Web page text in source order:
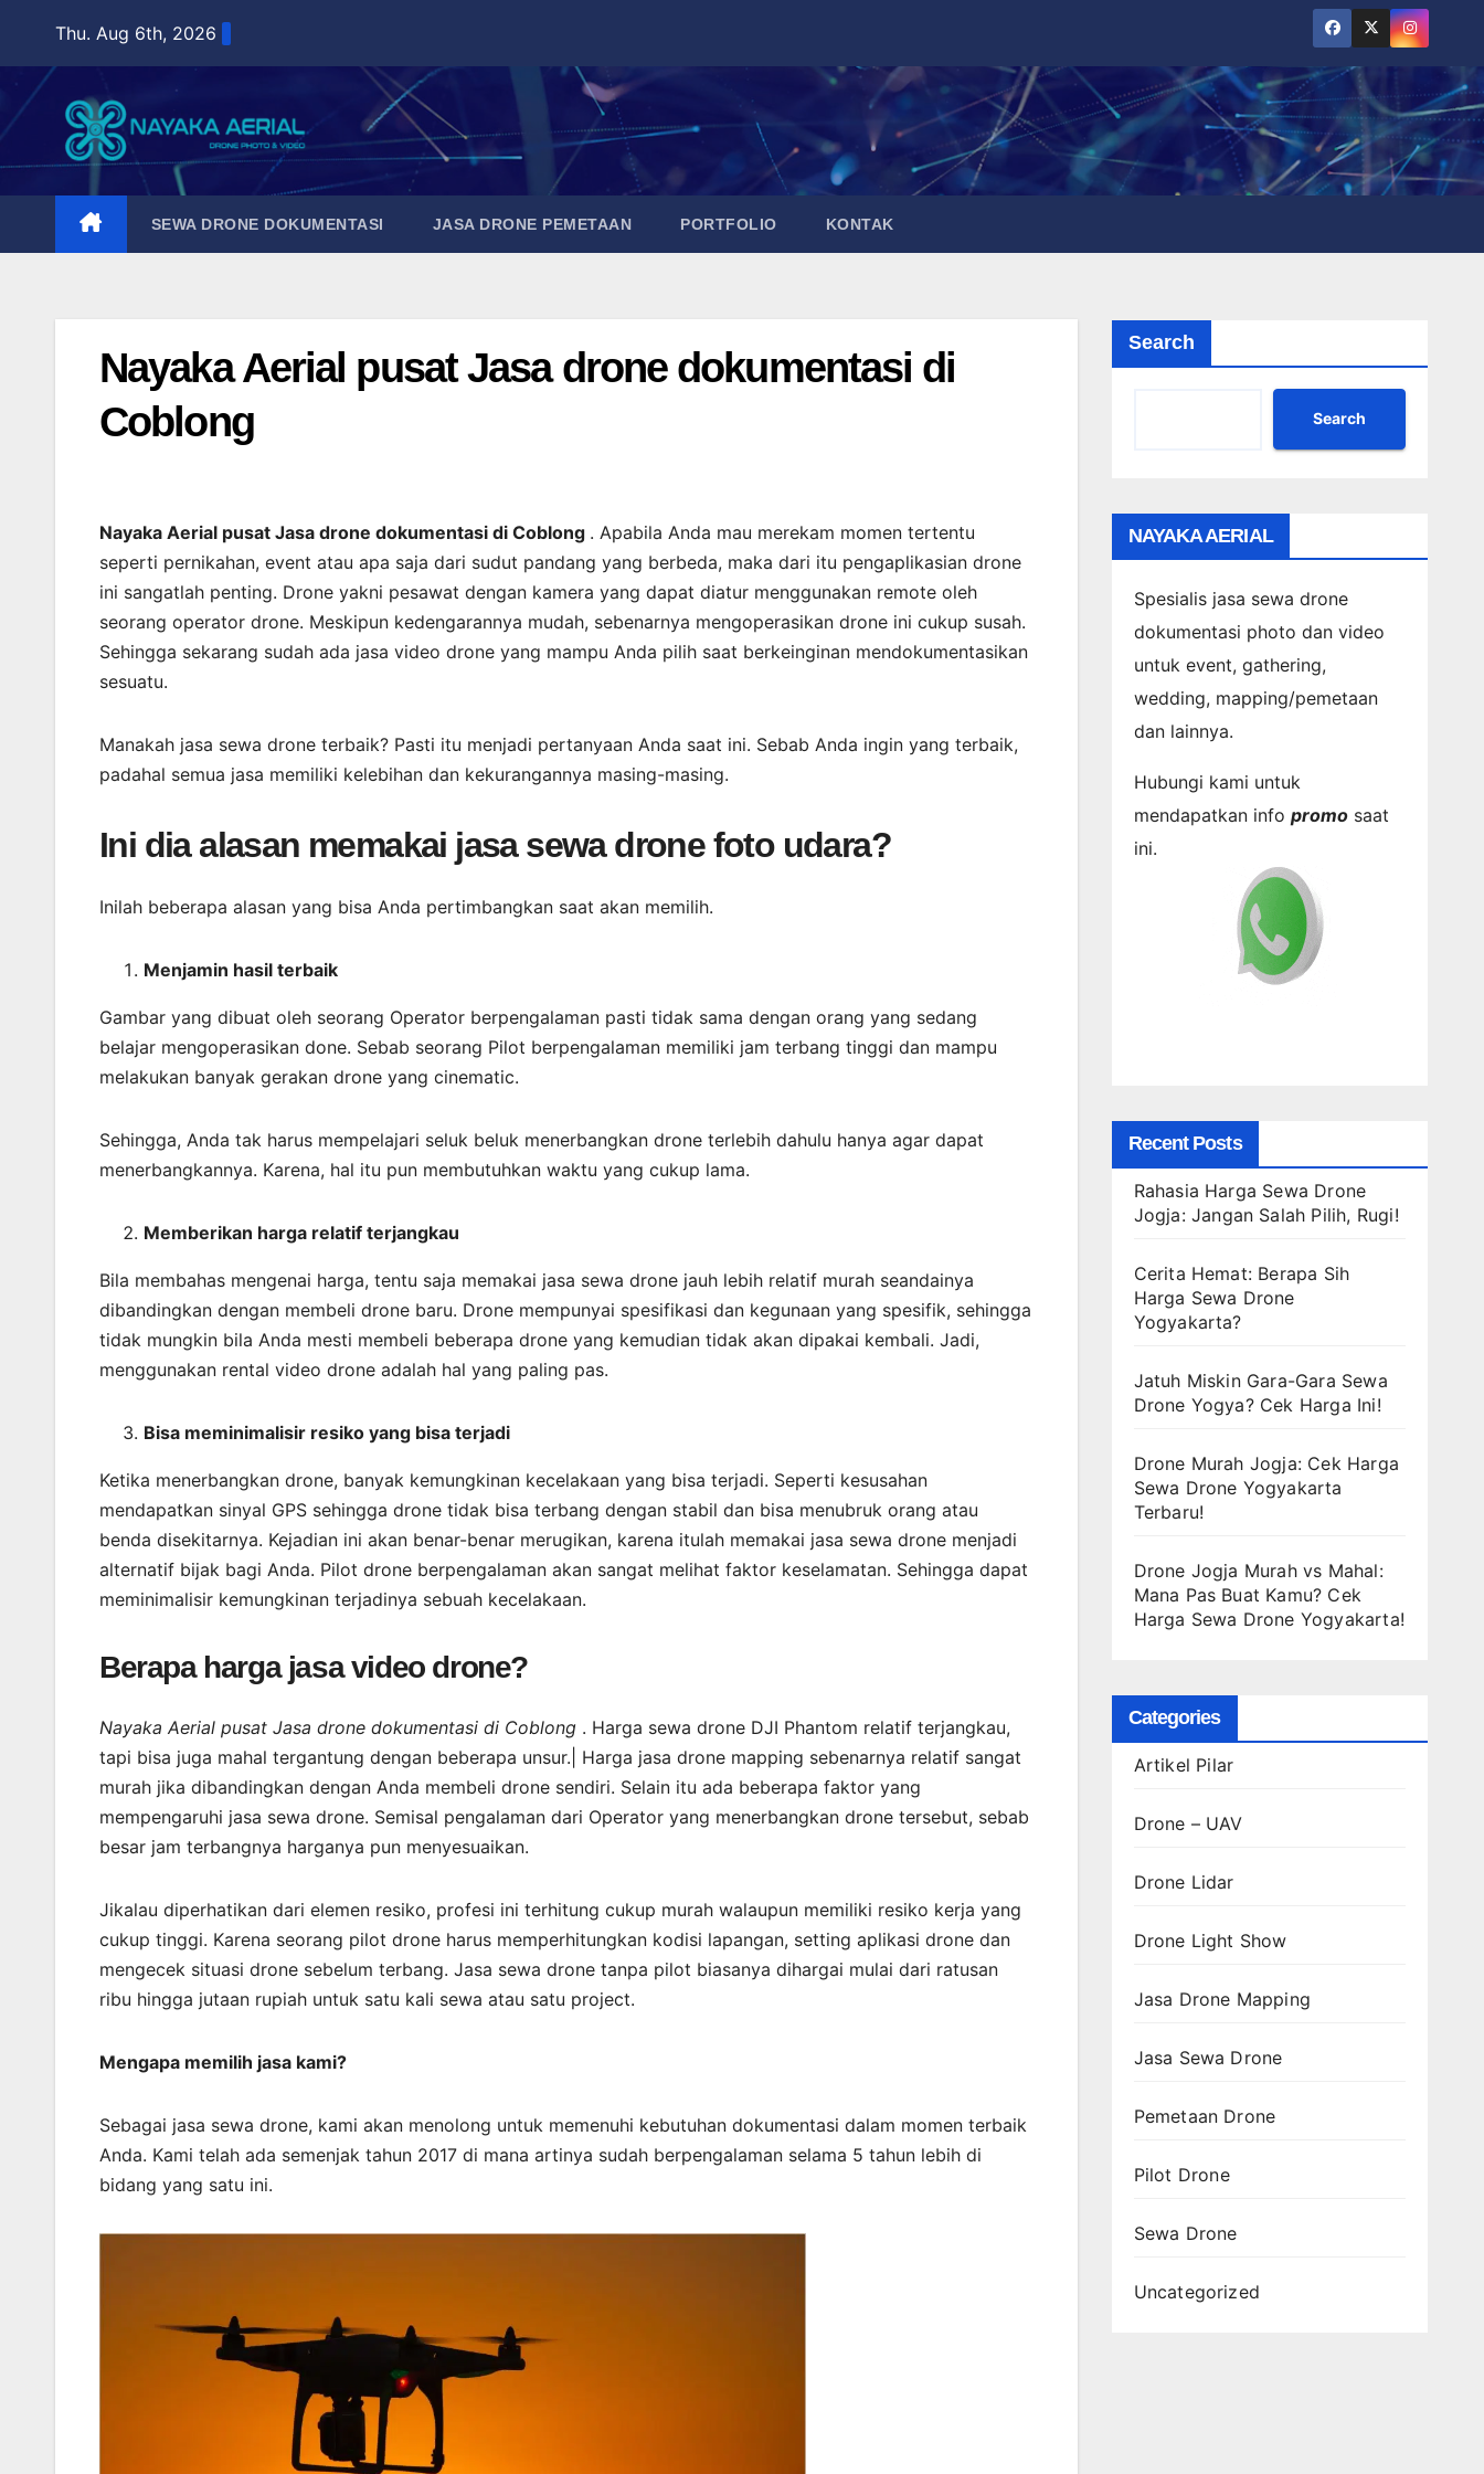
content
Thu. Aug 6th, 2026
SEWA DRONE DOKUMENTASI JASA DRONE PEMETAAN PORTFOLIO KONTAK
Nayaka Aerial pusat Jasa drone dokumentasi di
Coblong
Nayaka Aerial pusat Jasa drone dokumentasi di Coblong . Apabila Anda mau merekam momen tertentu
seperti pernikahan, event atau apa saja dari sudut pandang yang berbeda, maka dari itu pengaplikasian drone
ini sangatlah penting. Drone yakni pesawat dengan kamera yang dapat diatur menggunakan remote oleh
seorang operator drone. Meskipun kedengarannya mudah, sebenarnya mengoperasikan drone ini cukup susah.
Sehingga sekarang sudah ada jasa video drone yang mampu Anda pilih saat berkeinginan mendokumentasikan
sesuatu.
Manakah jasa sewa drone terbaik? Pasti itu menjadi pertanyaan Anda saat ini. Sebab Anda ingin yang terbaik,
padahal semua jasa memiliki kelebihan dan kekurangannya masing-masing.
Ini dia alasan memakai jasa sewa drone foto udara?
Inilah beberapa alasan yang bisa Anda pertimbangkan saat akan memilih.
Menjamin hasil terbaik
Gambar yang dibuat oleh seorang Operator berpengalaman pasti tidak sama dengan orang yang sedang
belajar mengoperasikan done. Sebab seorang Pilot berpengalaman memiliki jam terbang tinggi dan mampu
melakukan banyak gerakan drone yang cinematic.
Sehingga, Anda tak harus mempelajari seluk beluk menerbangkan drone terlebih dahulu hanya agar dapat
menerbangkannya. Karena, hal itu pun membutuhkan waktu yang cukup lama.
Memberikan harga relatif terjangkau
Bila membahas mengenai harga, tentu saja memakai jasa sewa drone jauh lebih relatif murah seandainya
dibandingkan dengan membeli drone baru. Drone mempunyai spesifikasi dan kegunaan yang spesifik, sehingga
tidak mungkin bila Anda mesti membeli beberapa drone yang kemudian tidak akan dipakai kembali. Jadi,
menggunakan rental video drone adalah hal yang paling pas.
Bisa meminimalisir resiko yang bisa terjadi
Ketika menerbangkan drone, banyak kemungkinan kecelakaan yang bisa terjadi. Seperti kesusahan
mendapatkan sinyal GPS sehingga drone tidak bisa terbang dengan stabil dan bisa menubruk orang atau
benda disekitarnya. Kejadian ini akan benar-benar merugikan, karena itulah memakai jasa sewa drone menjadi
alternatif bijak bagi Anda. Pilot drone berpengalaman akan sangat melihat faktor keselamatan. Sehingga dapat
meminimalisir kemungkinan terjadinya sebuah kecelakaan.
Berapa harga jasa video drone?
Nayaka Aerial pusat Jasa drone dokumentasi di Coblong . Harga sewa drone DJI Phantom relatif terjangkau,
tapi bisa juga mahal tergantung dengan beberapa unsur.| Harga jasa drone mapping sebenarnya relatif sangat
murah jika dibandingkan dengan Anda membeli drone sendiri. Selain itu ada beberapa faktor yang
mempengaruhi jasa sewa drone. Semisal pengalaman dari Operator yang menerbangkan drone tersebut, sebab
besar jam terbangnya harganya pun menyesuaikan.
Jikalau diperhatikan dari elemen resiko, profesi ini terhitung cukup murah walaupun memiliki resiko kerja yang
cukup tinggi. Karena seorang pilot drone harus memperhitungkan kodisi lapangan, setting aplikasi drone dan
mengecek situasi drone sebelum terbang. Jasa sewa drone tanpa pilot biasanya dihargai mulai dari ratusan
ribu hingga jutaan rupiah untuk satu kali sewa atau satu project.
Mengapa memilih jasa kami?
Sebagai jasa sewa drone, kami akan menolong untuk memenuhi kebutuhan dokumentasi dalam momen terbaik
Anda. Kami telah ada semenjak tahun 2017 di mana artinya sudah berpengalaman selama 5 tahun lebih di
bidang yang satu ini.
Search
Search
NAYAKA AERIAL
Spesialis jasa sewa drone
dokumentasi photo dan video
untuk event, gathering,
wedding, mapping/pemetaan
dan lainnya.
Hubungi kami untuk
mendapatkan info promosaat
ini.
Recent Posts
Rahasia Harga Sewa Drone
Jogja: Jangan Salah Pilih, Rugi!
Cerita Hemat: Berapa Sih
Harga Sewa Drone
Yogyakarta?
Jatuh Miskin Gara-Gara Sewa
Drone Yogya? Cek Harga Ini!
Drone Murah Jogja: Cek Harga
Sewa Drone Yogyakarta
Terbaru!
Drone Jogja Murah vs Mahal:
Mana Pas Buat Kamu? Cek
Harga Sewa Drone Yogyakarta!
Categories
Artikel Pilar
Drone – UAV
Drone Lidar
Drone Light Show
Jasa Drone Mapping
Jasa Sewa Drone
Pemetaan Drone
Pilot Drone
Sewa Drone
Uncategorized